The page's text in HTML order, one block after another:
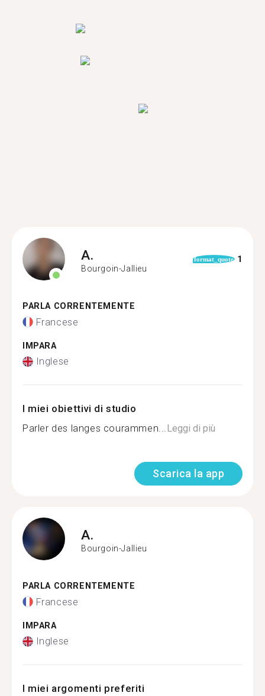
A.
Bourgoin-Jallieu
format_quote 1
PARLA CORRENTEMENTE
Francese
IMPARA
Inglese
I miei obiettivi di studio
Parler des langes courammen...Leggi di più
Scarica la app
A.
Bourgoin-Jallieu
PARLA CORRENTEMENTE
Francese
IMPARA
Inglese
I miei argomenti preferiti